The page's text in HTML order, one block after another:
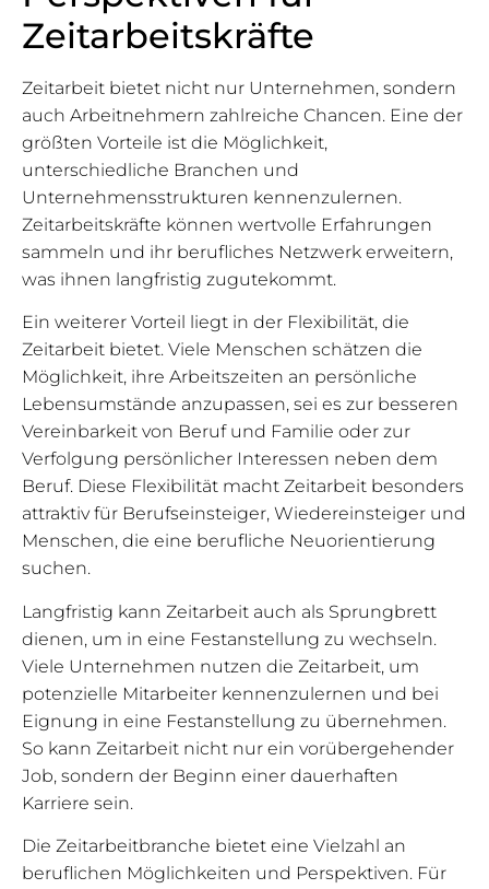
Zeitarbeitskräfte
Zeitarbeit bietet nicht nur Unternehmen, sondern
auch Arbeitnehmern zahlreiche Chancen. Eine der
größten Vorteile ist die Möglichkeit,
unterschiedliche Branchen und
Unternehmensstrukturen kennenzulernen.
Zeitarbeitskräfte können wertvolle Erfahrungen
sammeln und ihr berufliches Netzwerk erweitern,
was ihnen langfristig zugutekommt.
Ein weiterer Vorteil liegt in der Flexibilität, die
Zeitarbeit bietet. Viele Menschen schätzen die
Möglichkeit, ihre Arbeitszeiten an persönliche
Lebensumstände anzupassen, sei es zur besseren
Vereinbarkeit von Beruf und Familie oder zur
Verfolgung persönlicher Interessen neben dem
Beruf. Diese Flexibilität macht Zeitarbeit besonders
attraktiv für Berufseinsteiger, Wiedereinsteiger und
Menschen, die eine berufliche Neuorientierung
suchen.
Langfristig kann Zeitarbeit auch als Sprungbrett
dienen, um in eine Festanstellung zu wechseln.
Viele Unternehmen nutzen die Zeitarbeit, um
potenzielle Mitarbeiter kennenzulernen und bei
Eignung in eine Festanstellung zu übernehmen.
So kann Zeitarbeit nicht nur ein vorübergehender
Job, sondern der Beginn einer dauerhaften
Karriere sein.
Die Zeitarbeitbranche bietet eine Vielzahl an
beruflichen Möglichkeiten und Perspektiven. Für